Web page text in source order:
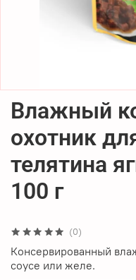
(0)
Влажный
охотник для котят,
телятина
100 г
Консервированный
соусе или желе.